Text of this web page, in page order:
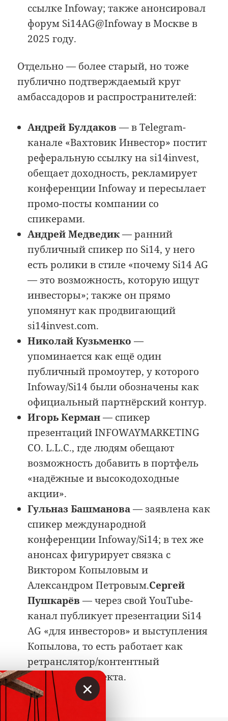
ссылке Infoway; также анонсировал
форум Si14AG@Infoway в Москве в
2025 году.
Отдельно — более старый, но тоже
публично подтверждаемый круг
амбассадоров и распространителей:
Андрей Булдаков — в Telegram-
канале «Вахтовик Инвестор» постит
реферальную ссылку на si14invest,
обещает доходность, рекламирует
конференции Infoway и пересылает
промо-посты компании со
спикерами.
Андрей Медведик— ранний
публичный спикер по Si14, у него
есть ролики в стиле «почему Si14 AG
— это возможность, которую ищут
инвесторы»; также он прямо
упомянут как продвигающий
si14invest.com.
Николай Кузьменко —
упоминается как ещё один
публичный промоутер, у которого
Infoway/Si14 были обозначены как
официальный партнёрский контур.
Игорь Керман— спикер
презентаций INFOWAYMARKETING
CO. L.L.C., где людям обещают
возможность добавить в портфель
«надёжные и высокодоходные
акции».
Гульназ Башманова— заявлена как
спикер международной
конференции Infoway/Si14; в тех же
анонсах фигурирует связка с
Виктором Копыловым и
Александром Петровым.Сергей
Пушкарёв — через свой YouTube-
канал публикует презентации Si14
AG «для инвесторов» и выступления
Копылова, то есть работает как
ретранслятор/контентный
промоутер проекта.
×